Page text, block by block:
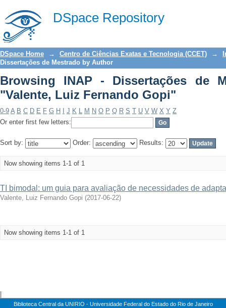
DSpace Repository
Browsing INAP - Dissertações de
Gopi"
DSpace Home → Centro de Ciências Exatas e Tecnologia (CCET) →
Dissertações de Mestrado by Author
Browsing INAP - Dissertações de
"Valente, Luiz Fernando Gopi"
0-9 A B C D E F G H J K L M N O P Q R S T U V W X Y Z
Or enter first few letters:
Sort by: Order: Results:
Now showing items 1-1 of 1
TI bimodal: um guia para avaliação de necessidades de
Valente, Luiz Fernando Gopi (2017-06-22)
Now showing items 1-1 of 1
Biblioteca Central da UNIRIO - Universidade Federal do Estado do Rio de Janeiro